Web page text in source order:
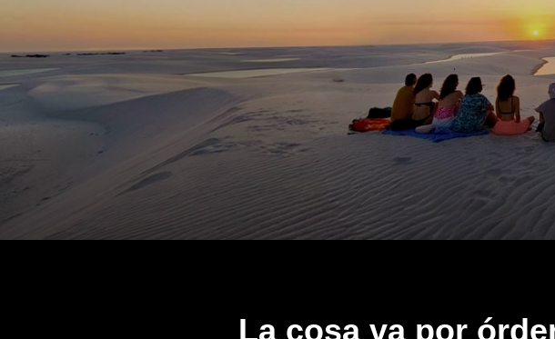
La cosa va por